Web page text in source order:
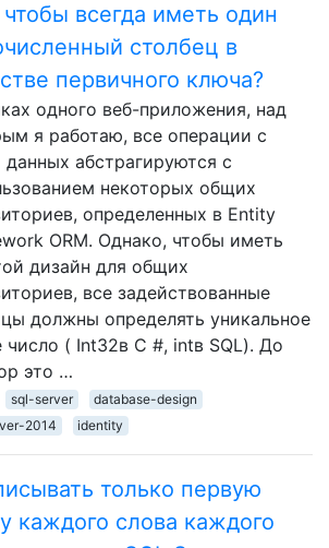
всегда иметь один
столбец в
первичного ключа?
одного веб-приложения, над
я работаю, все операции с
данных абстрагируются с
некоторых общих
определенных в Entity
ORM. Однако, чтобы иметь
дизайн для общих
все задействованные
должны определять уникальное
число ( Int32в C #, intв SQL). До
это …
sql-server
database-design
2014
identity
только первую
каждого слова каждого